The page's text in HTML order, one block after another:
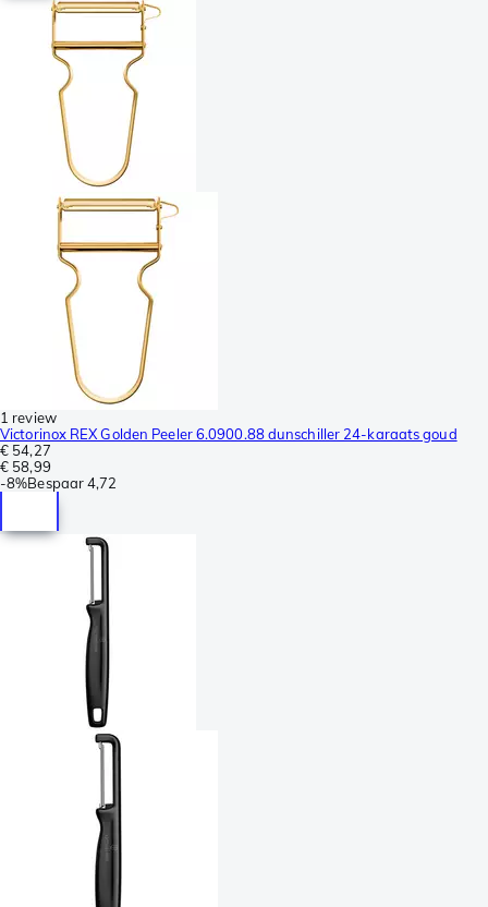
1 review
Victorinox REX Golden Peeler 6.0900.88 dunschiller 24-karaats goud
€ 54,27
€ 58,99
-8%Bespaar4,72